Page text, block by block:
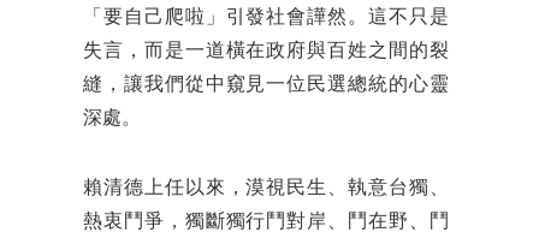
「要自己爬啦」引發社會譁然。這不只是
失言，而是一道橫在政府與百姓之間的裂
縫，讓我們從中窺見一位民選總統的心靈
深處。
賴清德上任以來，漠視民生、執意台獨、
熱衷鬥爭，獨斷獨行鬥對岸、鬥在野、鬥